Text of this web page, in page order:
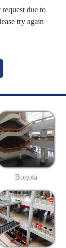
due to
try again
Bogotá